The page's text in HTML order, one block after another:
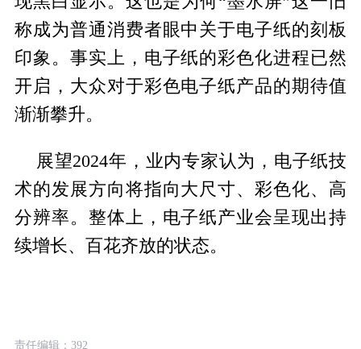
称成为普通消费者眼中关于电子纸的刻板
印象。事实上，电子纸的彩色化进程已然
开启，大众对于彩色电子纸产品的期待值
渐渐攀升。
展望2024年，业内专家认为，电子纸技
术的发展方向将指向大尺寸、彩色化、高
分辨率。整体上，电子纸产业会呈现出持
续增长、百花齐放的状态。
责任编辑：392